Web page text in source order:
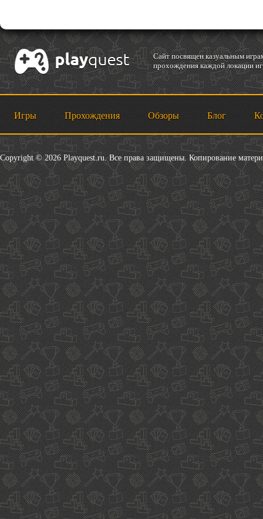
Cайт посвящен казуальным
прохождения каждой локации
Игры Прохождения Обзоры Блог
Copyright © 2026 Playquest.ru. Все права защищены. Копирование